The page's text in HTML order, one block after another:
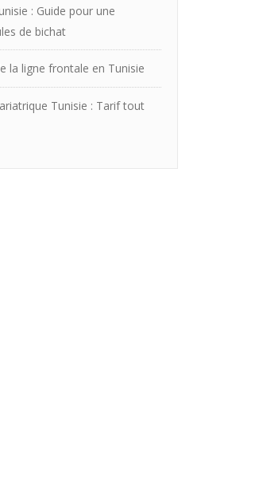
: Guide pour une
de bichat
la ligne frontale en Tunisie
Tunisie : Tarif tout